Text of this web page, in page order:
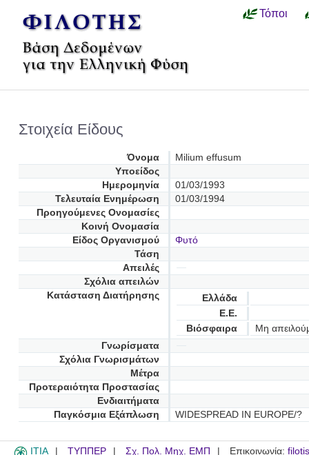
Τόποι
Στοιχεία Είδους
Όνομα
Milium effusum
Υποείδος
Ημερομηνία
01/03/1993
Τελευταία Ενημέρωση
01/03/1994
Προηγούμενες Oνομασίες
Κοινή Ονομασία
Είδος Οργανισμού
Φυτό
Τάση
Απειλές
Σχόλια απειλών
Κατάσταση Διατήρησης
Ελλάδα
Ε.Ε.
Βιόσφαιρα
Μη
Γνωρίσματα
Σχόλια Γνωρισμάτων
Μέτρα
Προτεραιότητα Προστασίας
Ενδιαιτήματα
Παγκόσμια Εξάπλωση
WIDESPREAD IN EUROPE/?
ITIA ΤΥΠΠΕΡ Σχ. Πολ. Μηχ. ΕΜΠ Επικοινωνία: